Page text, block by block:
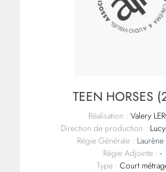
TEEN HORSES
Réalisation : Valery
Direction de production :
Régie Générale :
Régie Adjointe : -
Type : Court